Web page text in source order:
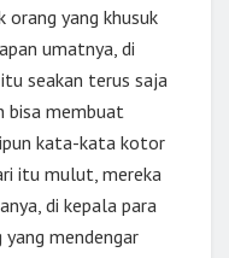
orang yang khusuk
umatnya, di
seakan terus saja
bisa membuat
kata-kata kotor
itu mulut, mereka
di kepala para
mendengar